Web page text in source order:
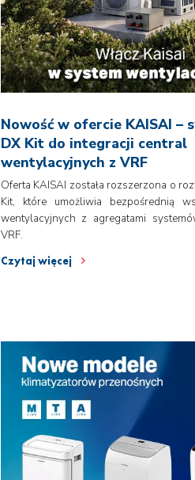
Nowość w ofercie KAISAI –
DX Kit do integracji central
wentylacyjnych z VRF
Oferta KAISAI została rozszerzona o
Kit, które umożliwia bezpośrednią
wentylacyjnych z agregatami
VRF.
Czytaj więcej